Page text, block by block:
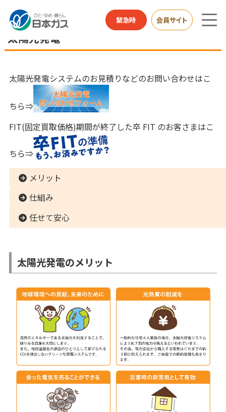
緊急時 会員サイト
家庭用のお客さまTOP 太陽光発電
太陽光発電
太陽光発電システムのお見積りなどのお問い合わせはこ
ちら⇒
FIT(固定買取価格)期間が終了した卒 FIT のお客さまはこ
ちら⇒
メリット
仕組み
任せて安心
太陽光発電のメリット